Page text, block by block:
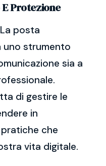
Protezione
posta
strumento
sia a
di gestire le
in
che
vita digitale.